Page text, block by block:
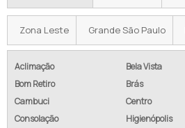
Zona Leste Grande São Paulo
Aclimação
Bela Vista
Bom Retiro
Brás
Cambuci
Centro
Consolação
Higienópolis